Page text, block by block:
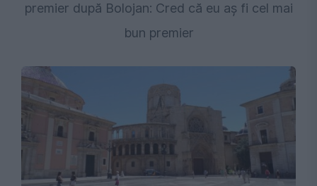
premier după Bolojan: Cred că eu aș fi cel mai
bun premier